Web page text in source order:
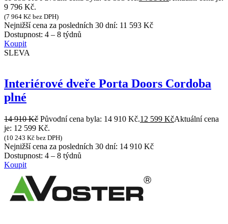
9 796 Kč.
(7 964 Kč bez DPH)
Nejnižší cena za posledních 30 dní: 11 593 Kč
Dostupnost: 4 – 8 týdnů
Koupit
SLEVA
Interiérové dveře Porta Doors Cordoba
plné
14 910Kč Původní cena byla: 14 910 Kč.12 599 KčAktuální cena
je: 12 599 Kč.
(10 243 Kč bez DPH)
Nejnižší cena za posledních 30 dní: 14 910 Kč
Dostupnost: 4 – 8 týdnů
Koupit